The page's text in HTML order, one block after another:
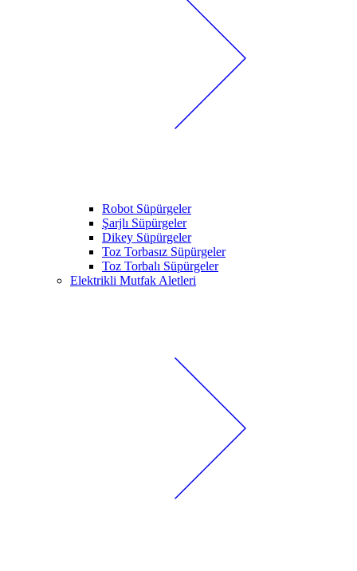
Robot Süpürgeler
Şarjlı Süpürgeler
Dikey Süpürgeler
Toz Torbasız Süpürgeler
Toz Torbalı Süpürgeler
Elektrikli Mutfak Aletleri